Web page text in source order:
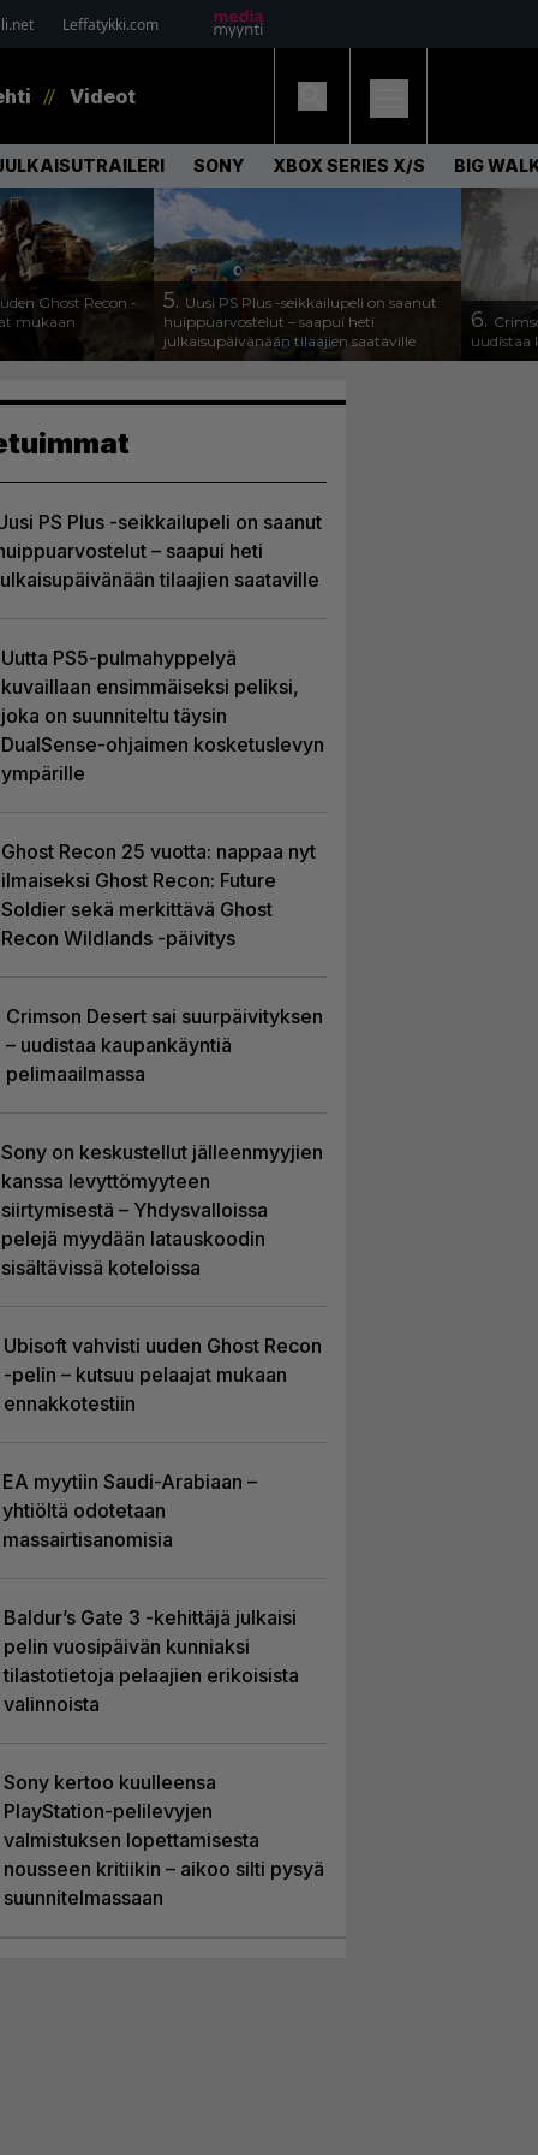
Leffatykki.com
Videot
SONY XBOX SERIES X/S BIG
Ghost Recon -
mukaan
5. Uusi PS Plus -seikkailupeli on saanut
huippuarvostelut – saapui heti
julkaisupäivänään tilaajien saataville
6.
uudistaa
PS Plus -seikkailupeli on saanut
– saapui heti
tilaajien saataville
Uutta PS5-pulmahyppelyä
kuvaillaan ensimmäiseksi peliksi,
joka on suunniteltu täysin
DualSense-ohjaimen kosketuslevyn
ympärille
Ghost Recon 25 vuotta: nappaa nyt
ilmaiseksi Ghost Recon: Future
Soldier sekä merkittävä Ghost
Recon Wildlands -päivitys
Crimson Desert sai suurpäivityksen
– uudistaa kaupankäyntiä
pelimaailmassa
Sony on keskustellut jälleenmyyjien
kanssa levyttömyyteen
siirtymisestä – Yhdysvalloissa
pelejä myydään latauskoodin
sisältävissä koteloissa
Ubisoft vahvisti uuden Ghost Recon
-pelin – kutsuu pelaajat mukaan
ennakkotestiin
EA myytiin Saudi-Arabiaan –
yhtiöltä odotetaan
massairtisanomisia
Baldur’s Gate 3 -kehittäjä julkaisi
pelin vuosipäivän kunniaksi
tilastotietoja pelaajien erikoisista
valinnoista
Sony kertoo kuulleensa
PlayStation-pelilevyjen
valmistuksen lopettamisesta
nousseen kritiikin – aikoo silti pysyä
suunnitelmassaan